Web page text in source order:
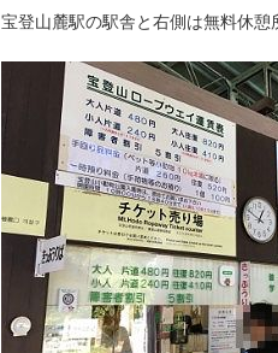
宝登山麓駅の駅舎と右側は無料休憩